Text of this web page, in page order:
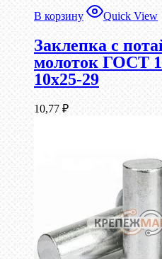
В корзину Quick View
Заклепка с
молоток ГОСТ
10х25-29
10,77 ₽